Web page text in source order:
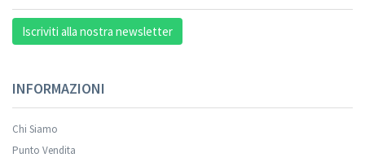
Iscriviti alla nostra newsletter
INFORMAZIONI
Chi Siamo
Punto Vendita